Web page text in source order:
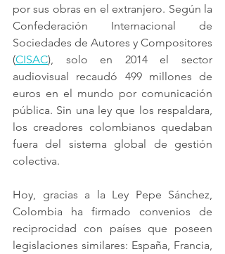
por sus obras en el extranjero. Según la
Confederación Internacional de
Sociedades de Autores y Compositores
(CISAC), solo en 2014 el sector
audiovisual recaudó 499 millones de
euros en el mundo por comunicación
pública. Sin una ley que los respaldara,
los creadores colombianos quedaban
fuera del sistema global de gestión
colectiva.
Hoy, gracias a la Ley Pepe Sánchez,
Colombia ha firmado convenios de
reciprocidad con países que poseen
legislaciones similares: España, Francia,